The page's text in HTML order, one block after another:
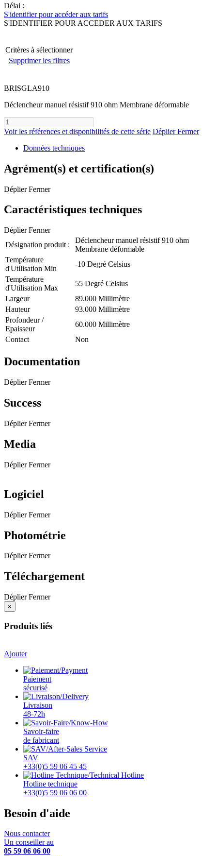
Délai :
S'identifier pour accéder aux tarifs
S'IDENTIFIER POUR ACCEDER AUX TARIFS
Critères à sélectionner
Supprimer les filtres
BRISGLA910
Déclencheur manuel résistif 910 ohm Membrane déformable
Voir les références et disponibilités de cette série Déplier Fermer
Données techniques
Agrément(s) et certification(s)
Déplier Fermer
Caractéristiques techniques
Déplier Fermer
Désignation produit :
Déclencheur manuel résistif 910 ohm
Membrane déformable
Température
d'Utilisation Min
-10 Degré Celsius
Température
d'Utilisation Max
55 Degré Celsius
Largeur
89.000 Millimètre
Hauteur
93.000 Millimètre
Profondeur /
Epaisseur
60.000 Millimètre
Contact
Non
Documentation
Déplier Fermer
Success
Déplier Fermer
Media
Déplier Fermer
Logiciel
Déplier Fermer
Photométrie
Déplier Fermer
Téléchargement
Déplier Fermer
×
Produits liés
Ajouter
Paiement
sécurisé
Livraison
48-72h
Savoir-faire
de fabricant
SAV
+33(0)5 59 06 45 45
Hotline technique
+33(0)5 59 06 06 00
Besoin d'aide
Nous contacter
Un conseiller au
05 59 06 06 00